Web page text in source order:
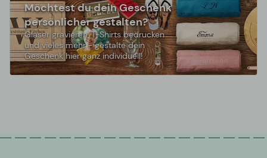
Möchtest du dein Geschenk
persönlicher gestalten?
Gläser gravieren, T-Shirts bedrucken
und vieles mehr - gestalte dein
Geschenk hier ganz individuell!